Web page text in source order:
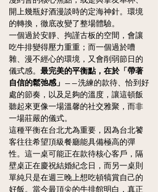
開上幾瓶好酒漫談時的定海神針。環境
的轉換，徹底改變了整場體驗。
一個過於安靜、拘謹古板的空間，會讓
吃牛排變得壓力重重；而一個過於嘈
雜、漫不經心的環境，又會削弱節日的
儀式感。 最完美的平衡點，在於「帶著
自信的鬆弛感」 ——洗練的款待、恰到好
處的節奏，以及足夠的溫度，讓這頓飯
聽起來更像一場溫馨的社交雅聚，而非
一場莊嚴的儀式。
這種平衡在台北尤為重要，因為台北饕
客往往希望頂級餐廳能具備極高的彈
性。這一桌可能正在款待核心客戶，隔
壁桌正在慶祝結婚紀念日，而另一桌則
單純只是在週三晚上想吃頓犒賞自己的
好飯。當今最頂尖的牛排館明白，真正